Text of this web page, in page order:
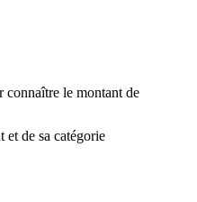
connaître le montant de
et de sa catégorie